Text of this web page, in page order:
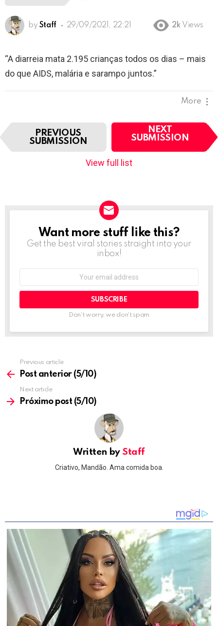
by Staff 29/09/2021, 22:21 2k Views
“A diarreia mata 2.195 crianças todos os dias – mais
do que AIDS, malária e sarampo juntos.”
More
I
e
PREVIOUS
SUBMISSION
NEXT
SUBMISSION
View full list
NEWSLETTER
Want more stuff like this?
Get the best viral stories straight into your
inbox!
Don't worry, we don't spam
more
Previous article
Post anterior (5/10)
Next article
Próximo post (5/10)
Written by Staff
Criativo, Mandão. Ama comida boa.